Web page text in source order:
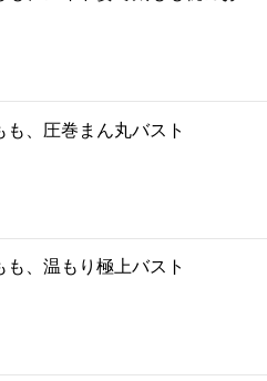
も、圧巻まん丸バスト
も、温もり極上バスト